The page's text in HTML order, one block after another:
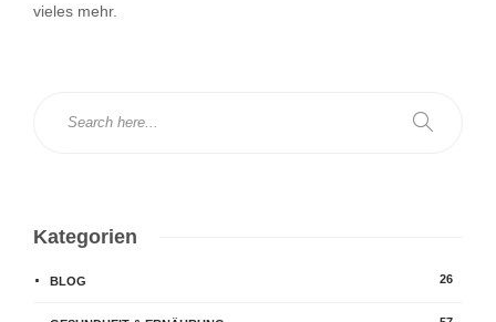
vieles mehr.
Kategorien
BLOG 26